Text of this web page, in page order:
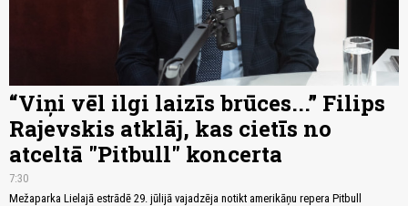
“Viņi vēl ilgi laizīs brūces...” Filips
Rajevskis atklāj, kas cietīs no
atceltā "Pitbull" koncerta
7:30
Mežaparka Lielajā estrādē 29. jūlijā vajadzēja notikt amerikāņu repera Pitbull